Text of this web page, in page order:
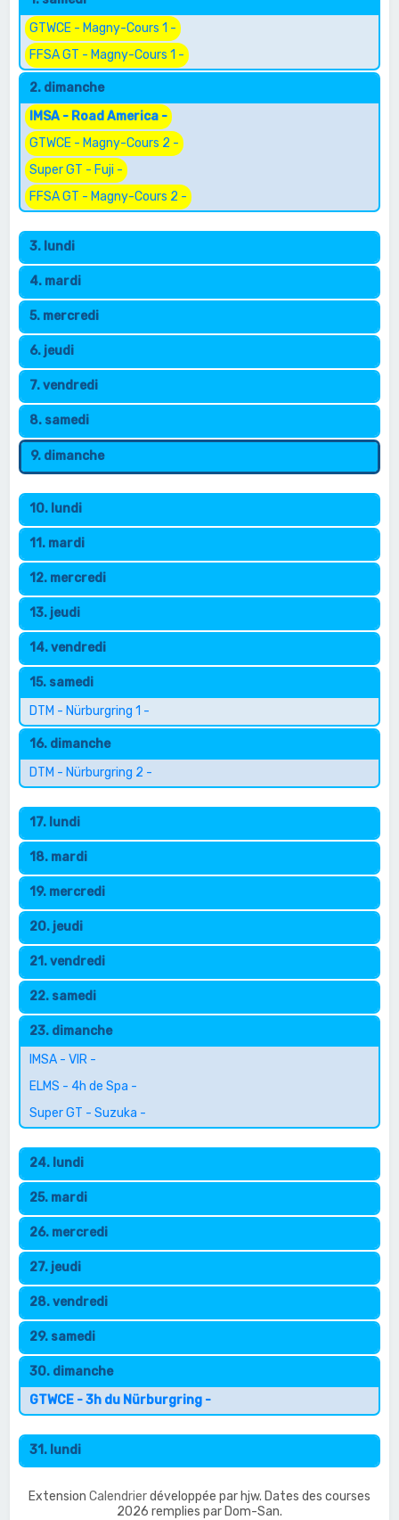
h
GTWCE - Magny-Cours 1 -
FFSA GT - Magny-Cours 1 -
2. dimanche
IMSA - Road America -
GTWCE - Magny-Cours 2 -
Super GT - Fuji -
FFSA GT - Magny-Cours 2 -
3. lundi
4. mardi
5. mercredi
6. jeudi
7. vendredi
8. samedi
9. dimanche
10. lundi
11. mardi
12. mercredi
13. jeudi
14. vendredi
15. samedi
DTM - Nürburgring 1 -
16. dimanche
DTM - Nürburgring 2 -
17. lundi
18. mardi
19. mercredi
20. jeudi
21. vendredi
22. samedi
23. dimanche
IMSA - VIR -
ELMS - 4h de Spa -
Super GT - Suzuka -
24. lundi
25. mardi
26. mercredi
27. jeudi
28. vendredi
29. samedi
30. dimanche
GTWCE - 3h du Nürburgring -
31. lundi
Extension Calendrierdéveloppée par hjw. Dates des courses
2026 remplies par Dom-San.